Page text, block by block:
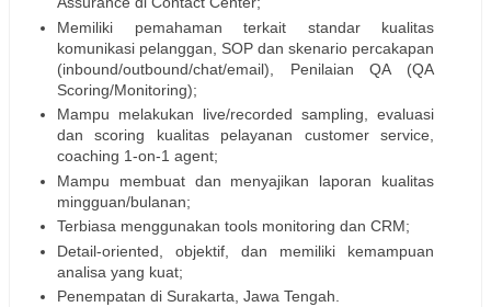
Memiliki pemahaman terkait standar kualitas
komunikasi pelanggan, SOP dan skenario percakapan
(inbound/outbound/chat/email), Penilaian QA (QA
Scoring/Monitoring);
Mampu melakukan live/recorded sampling, evaluasi
dan scoring kualitas pelayanan customer service,
coaching 1-on-1 agent;
Mampu membuat dan menyajikan laporan kualitas
mingguan/bulanan;
Terbiasa menggunakan tools monitoring dan CRM;
Detail-oriented, objektif, dan memiliki kemampuan
analisa yang kuat;
Penempatan di Surakarta, Jawa Tengah.